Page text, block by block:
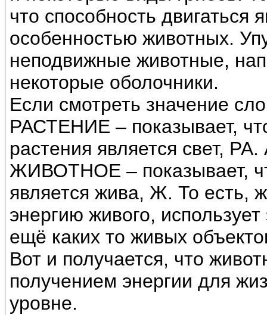
что способность двигаться
особенностью животных.
неподвижные животные,
некоторые оболочники.
Если смотреть значение
РАСТЕНИЕ – показывает,
растения является свет,
ЖИВОТНОЕ – показывает,
является жива, Ж. То есть,
энергию живого,
ещё каких то живых
Вот и получается, что
получением энергии для
уровне.